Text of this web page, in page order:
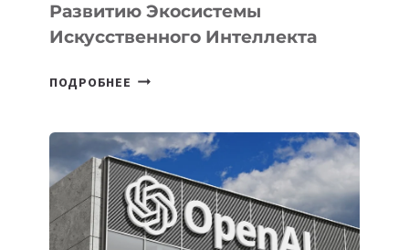
Развитию Экосистемы
Искусственного Интеллекта
ПОДРОБНЕЕ В
ПРИОРИТЕТНЫЕ
ЗАДАЧИ
ПО
РАЗВИТИЮ
ЭКОСИСТЕМЫ